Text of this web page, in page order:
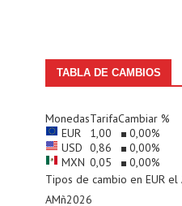
TABLA DE CAMBIOS
MonedasTarifaCambiar %
EUR
1,00 0,00%
USD 0,86 0,00%
MXN 0,05 0,00%
Tipos de cambio en EUR el
AMñ2026